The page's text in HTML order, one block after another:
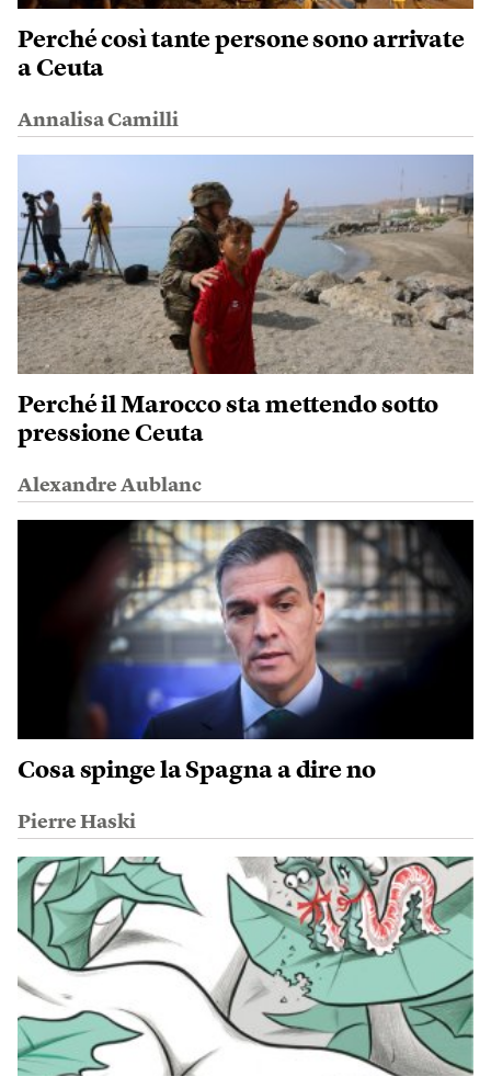
Perché così tante persone sono arrivate
a Ceuta
Annalisa Camilli
Perché il Marocco sta mettendo sotto
pressione Ceuta
Alexandre Aublanc
Cosa spinge la Spagna a dire no
Pierre Haski